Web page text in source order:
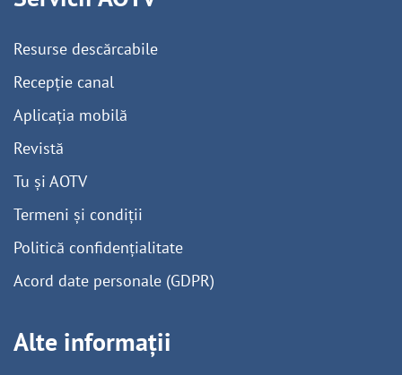
Resurse descărcabile
Recepție canal
Aplicația mobilă
Revistă
Tu și AOTV
Termeni și condiții
Politică confidențialitate
Acord date personale (GDPR)
Alte informații